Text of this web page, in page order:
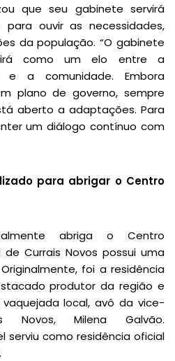
que seu gabinete servirá
ouvir as necessidades,
da população. “O gabinete
como um elo entre a
e a comunidade. Embora
plano de governo, sempre
aberto a adaptações. Para
um diálogo contínuo com
para abrigar o Centro
abriga o Centro
de Currais Novos possui uma
foi a residência
produtor da região e
local, avô da vice-
Novos, Milena Galvão.
serviu como residência oficial